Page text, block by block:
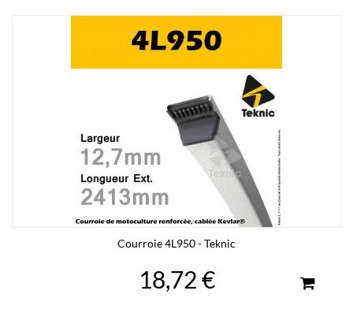
Courroie 4L950 - Teknic
18,72 €